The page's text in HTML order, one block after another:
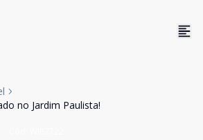
no Jardim Paulista!